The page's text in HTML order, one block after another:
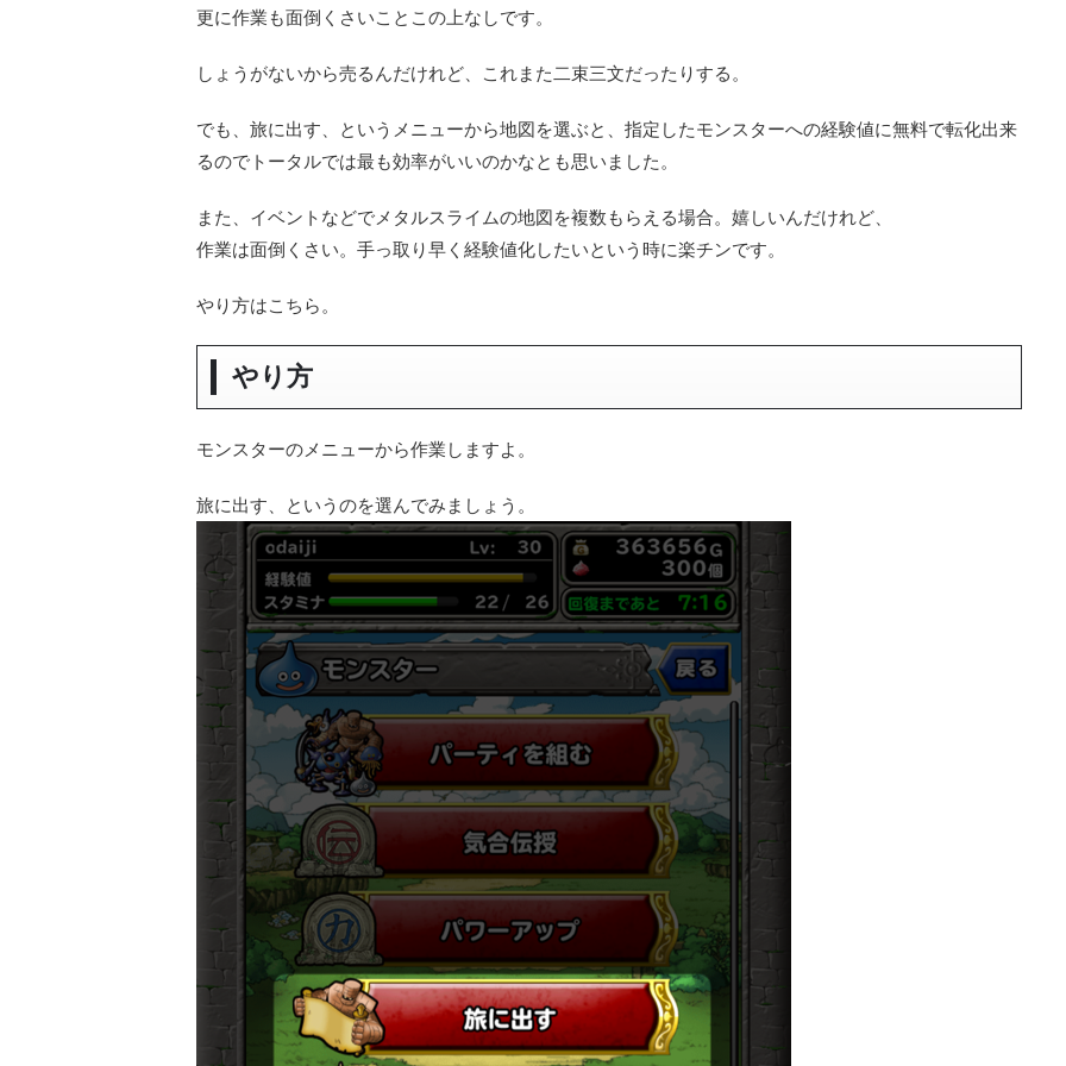
更に作業も面倒くさいことこの上なしです。
しょうがないから売るんだけれど、これまた二束三文だったりする。
でも、旅に出す、というメニューから地図を選ぶと、指定したモンスターへの経験値に無料で転化出来
るのでトータルでは最も効率がいいのかなとも思いました。
また、イベントなどでメタルスライムの地図を複数もらえる場合。嬉しいんだけれど、
作業は面倒くさい。手っ取り早く経験値化したいという時に楽チンです。
やり方はこちら。
やり方
モンスターのメニューから作業しますよ。
旅に出す、というのを選んでみましょう。